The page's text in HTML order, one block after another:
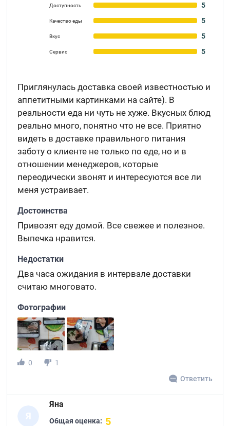
Доступность 5
Качество еды 5
Вкус 5
Сервис 5
Приглянулась доставка своей известностью и
аппетитными картинками на сайте). В
реальности еда ни чуть не хуже. Вкусных блюд
реально много, понятно что не все. Приятно
видеть в доставке правильного питания
заботу о клиенте не только по еде, но и в
отношении менеджеров, которые
переодически звонят и интересуются все ли
меня устраивает.
Достоинства
Привозят еду домой. Все свежее и полезное.
Выпечка нравится.
Недостатки
Два часа ожидания в интервале доставки
считаю многовато.
Фотографии
0
1
Ответить
Я
Яна
Общая оценка: 5